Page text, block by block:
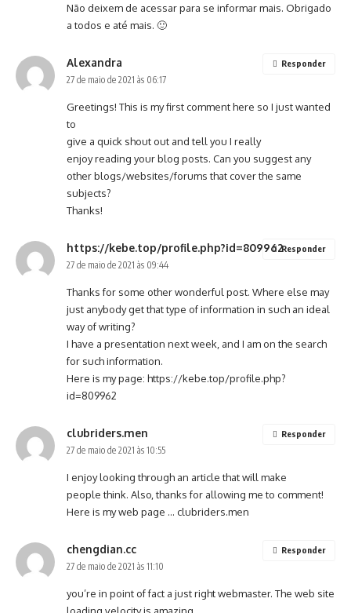
Não deixem de acessar para se informar mais. Obrigado
a todos e até mais. 🙂
Alexandra
27 de maio de 2021 às 06:17
Greetings! This is my first comment here so I just wanted
to
give a quick shout out and tell you I really
enjoy reading your blog posts. Can you suggest any
other blogs/websites/forums that cover the same
subjects?
Thanks!
Responder
https://kebe.top/profile.php?id=809962
27 de maio de 2021 às 09:44
Thanks for some other wonderful post. Where else may
just anybody get that type of information in such an ideal
way of writing?
I have a presentation next week, and I am on the search
for such information.
Here is my page: https://kebe.top/profile.php?
id=809962
Responder
clubriders.men
27 de maio de 2021 às 10:55
I enjoy looking through an article that will make
people think. Also, thanks for allowing me to comment!
Here is my web page … clubriders.men
Responder
chengdian.cc
27 de maio de 2021 às 11:10
you’re in point of fact a just right webmaster. The web site
Responder